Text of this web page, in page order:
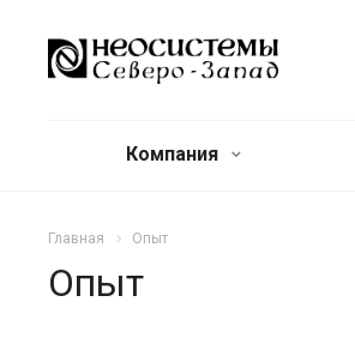
Компания
Главная Опыт
Опыт